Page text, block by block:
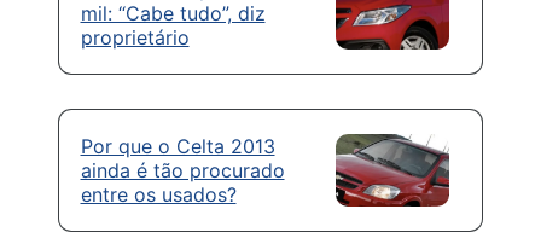
mil: “Cabe tudo”, diz
proprietário
Por que o Celta 2013
ainda é tão procurado
entre os usados?